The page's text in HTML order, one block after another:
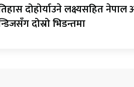
दोहोर्याउने लक्ष्यसहित
दोस्रो भिडन्तमा